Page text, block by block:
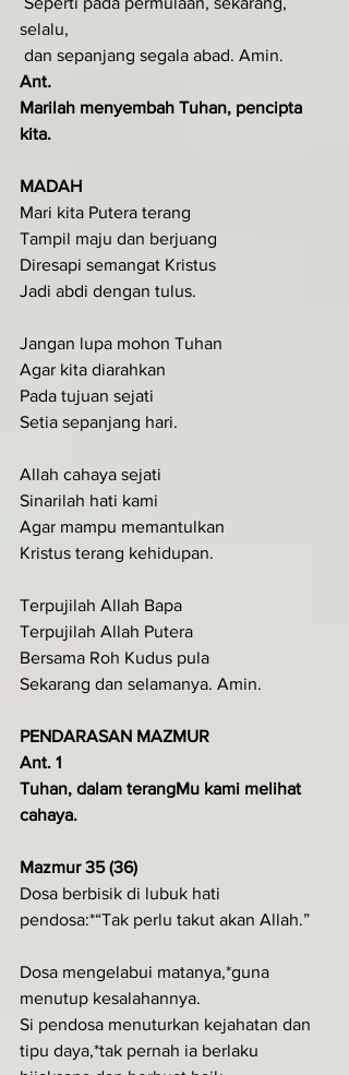
selalu,
dan sepanjang segala abad. Amin.
Ant.
Marilah menyembah Tuhan, pencipta
kita.
MADAH
Mari kita Putera terang
Tampil maju dan berjuang
Diresapi semangat Kristus
Jadi abdi dengan tulus.
Jangan lupa mohon Tuhan
Agar kita diarahkan
Pada tujuan sejati
Setia sepanjang hari.
Allah cahaya sejati
Sinarilah hati kami
Agar mampu memantulkan
Kristus terang kehidupan.
Terpujilah Allah Bapa
Terpujilah Allah Putera
Bersama Roh Kudus pula
Sekarang dan selamanya. Amin.
PENDARASAN MAZMUR
Ant. 1
Tuhan, dalam terangMu kami melihat
cahaya.
Mazmur 35 (36)
Dosa berbisik di lubuk hati
pendosa:*“Tak perlu takut akan Allah.”
Dosa mengelabui matanya,*guna
menutup kesalahannya.
Si pendosa menuturkan kejahatan dan
tipu daya,*tak pernah ia berlaku